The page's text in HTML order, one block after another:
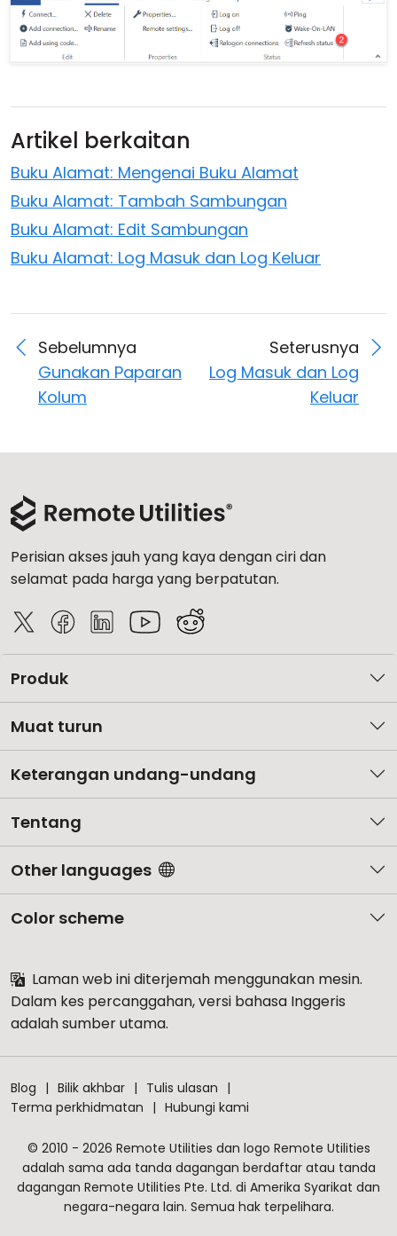
Artikel berkaitan
Buku Alamat: Mengenai Buku Alamat
Buku Alamat: Tambah Sambungan
Buku Alamat: Edit Sambungan
Buku Alamat: Log Masuk dan Log Keluar
Sebelumnya
Gunakan Paparan
Kolum
Seterusnya
Log Masuk dan Log
Keluar
Perisian akses jauh yang kaya dengan ciri dan
selamat pada harga yang berpatutan.
Produk
Muat turun
Keterangan undang-undang
Tentang
Other languages
Color scheme
Laman web ini diterjemah menggunakan mesin.
Dalam kes percanggahan, versi bahasa Inggeris
adalah sumber utama.
Blog Bilik akhbar
Tulis ulasan
Terma perkhidmatan
Hubungi kami
© 2010 - 2026 Remote Utilities dan logo Remote Utilities
adalah sama ada tanda dagangan berdaftar atau tanda
dagangan Remote Utilities Pte. Ltd. di Amerika Syarikat dan
negara-negara lain. Semua hak terpelihara.